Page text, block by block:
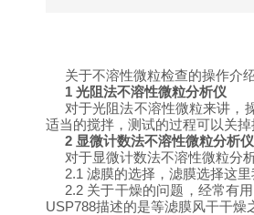
关于不溶性微粒检查的操作介
1 光阻法不溶性微粒分析仪
对于光阻法不溶性微粒来讲，
适当的搅拌，测试的过程可以关
2 显微计数法不溶性微粒分析仪
对于显微计数法不溶性微粒分
2.1 滤膜的选择，滤膜选择这
2.2 关于干燥的问题，经常有
USP788描述的是等滤膜风干干燥